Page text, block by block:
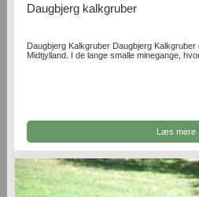
Daugbjerg kalkgruber
Daugbjerg Kalkgruber Daugbjerg
Midtjylland. I de lange smalle minegange, hvor
Læs mere